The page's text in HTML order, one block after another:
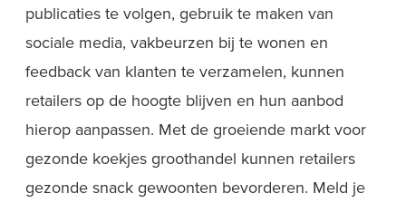
publicaties te volgen, gebruik te maken van
sociale media, vakbeurzen bij te wonen en
feedback van klanten te verzamelen, kunnen
retailers op de hoogte blijven en hun aanbod
hierop aanpassen. Met de groeiende markt voor
gezonde koekjes groothandel kunnen retailers
gezonde snack gewoonten bevorderen. Meld je